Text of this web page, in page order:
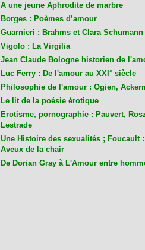
A une jeune Aphrodite de marbre
Borges : Poèmes d’amour
Guarnieri : Brahms et Clara Schumann
Vigolo : La Virgilia
Jean Claude Bologne historien de
Luc Ferry : De l'amour au XXI° siècle
Philosophie de l'amour : Ogien,
Le lit de la poésie érotique
Erotisme, pornographie : Pauvert,
Lestrade
Une Histoire des sexualités ; Foucault
Aveux de la chair
De Dorian Gray à L'Amour entre